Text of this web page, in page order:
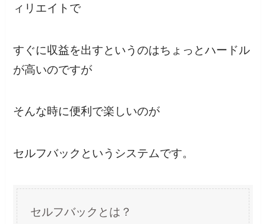
ィリエイトで
すぐに収益を出すというのはちょっとハードル
が高いのですが
そんな時に便利で楽しいのが
セルフバック というシステムです。
セルフバックとは？